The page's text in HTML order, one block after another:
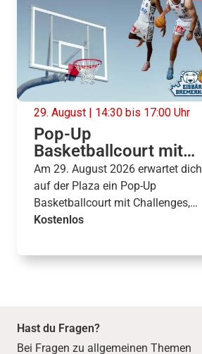
29. August | 14:30 bis 17:00 Uhr
Pop-Up
Basketballcourt mit
den Eisbären
Bremerhaven
Am 29. August 2026 erwartet dich
auf der Plaza ein Pop-Up
Basketballcourt mit Challenges,
Preisen und Autogrammen mit den
Kostenlos
Hast du Fragen?
Bei Fragen zu allgemeinen Themen